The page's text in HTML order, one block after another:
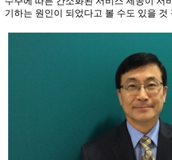
기하는 원인이 되었다고 볼 수도 있을 것